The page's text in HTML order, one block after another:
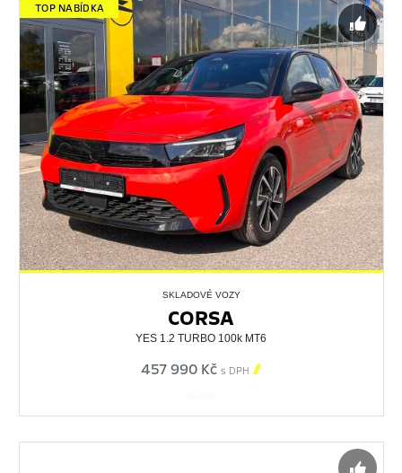
TOP NABÍDKA
SKLADOVÉ VOZY
CORSA
YES 1.2 TURBO 100k MT6
457 990 Kč s DPH 